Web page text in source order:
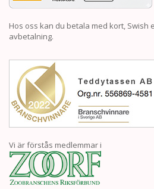
Hos oss kan du betala med kort, Swish
avbetalning.
Vi är förstås medlemmar i